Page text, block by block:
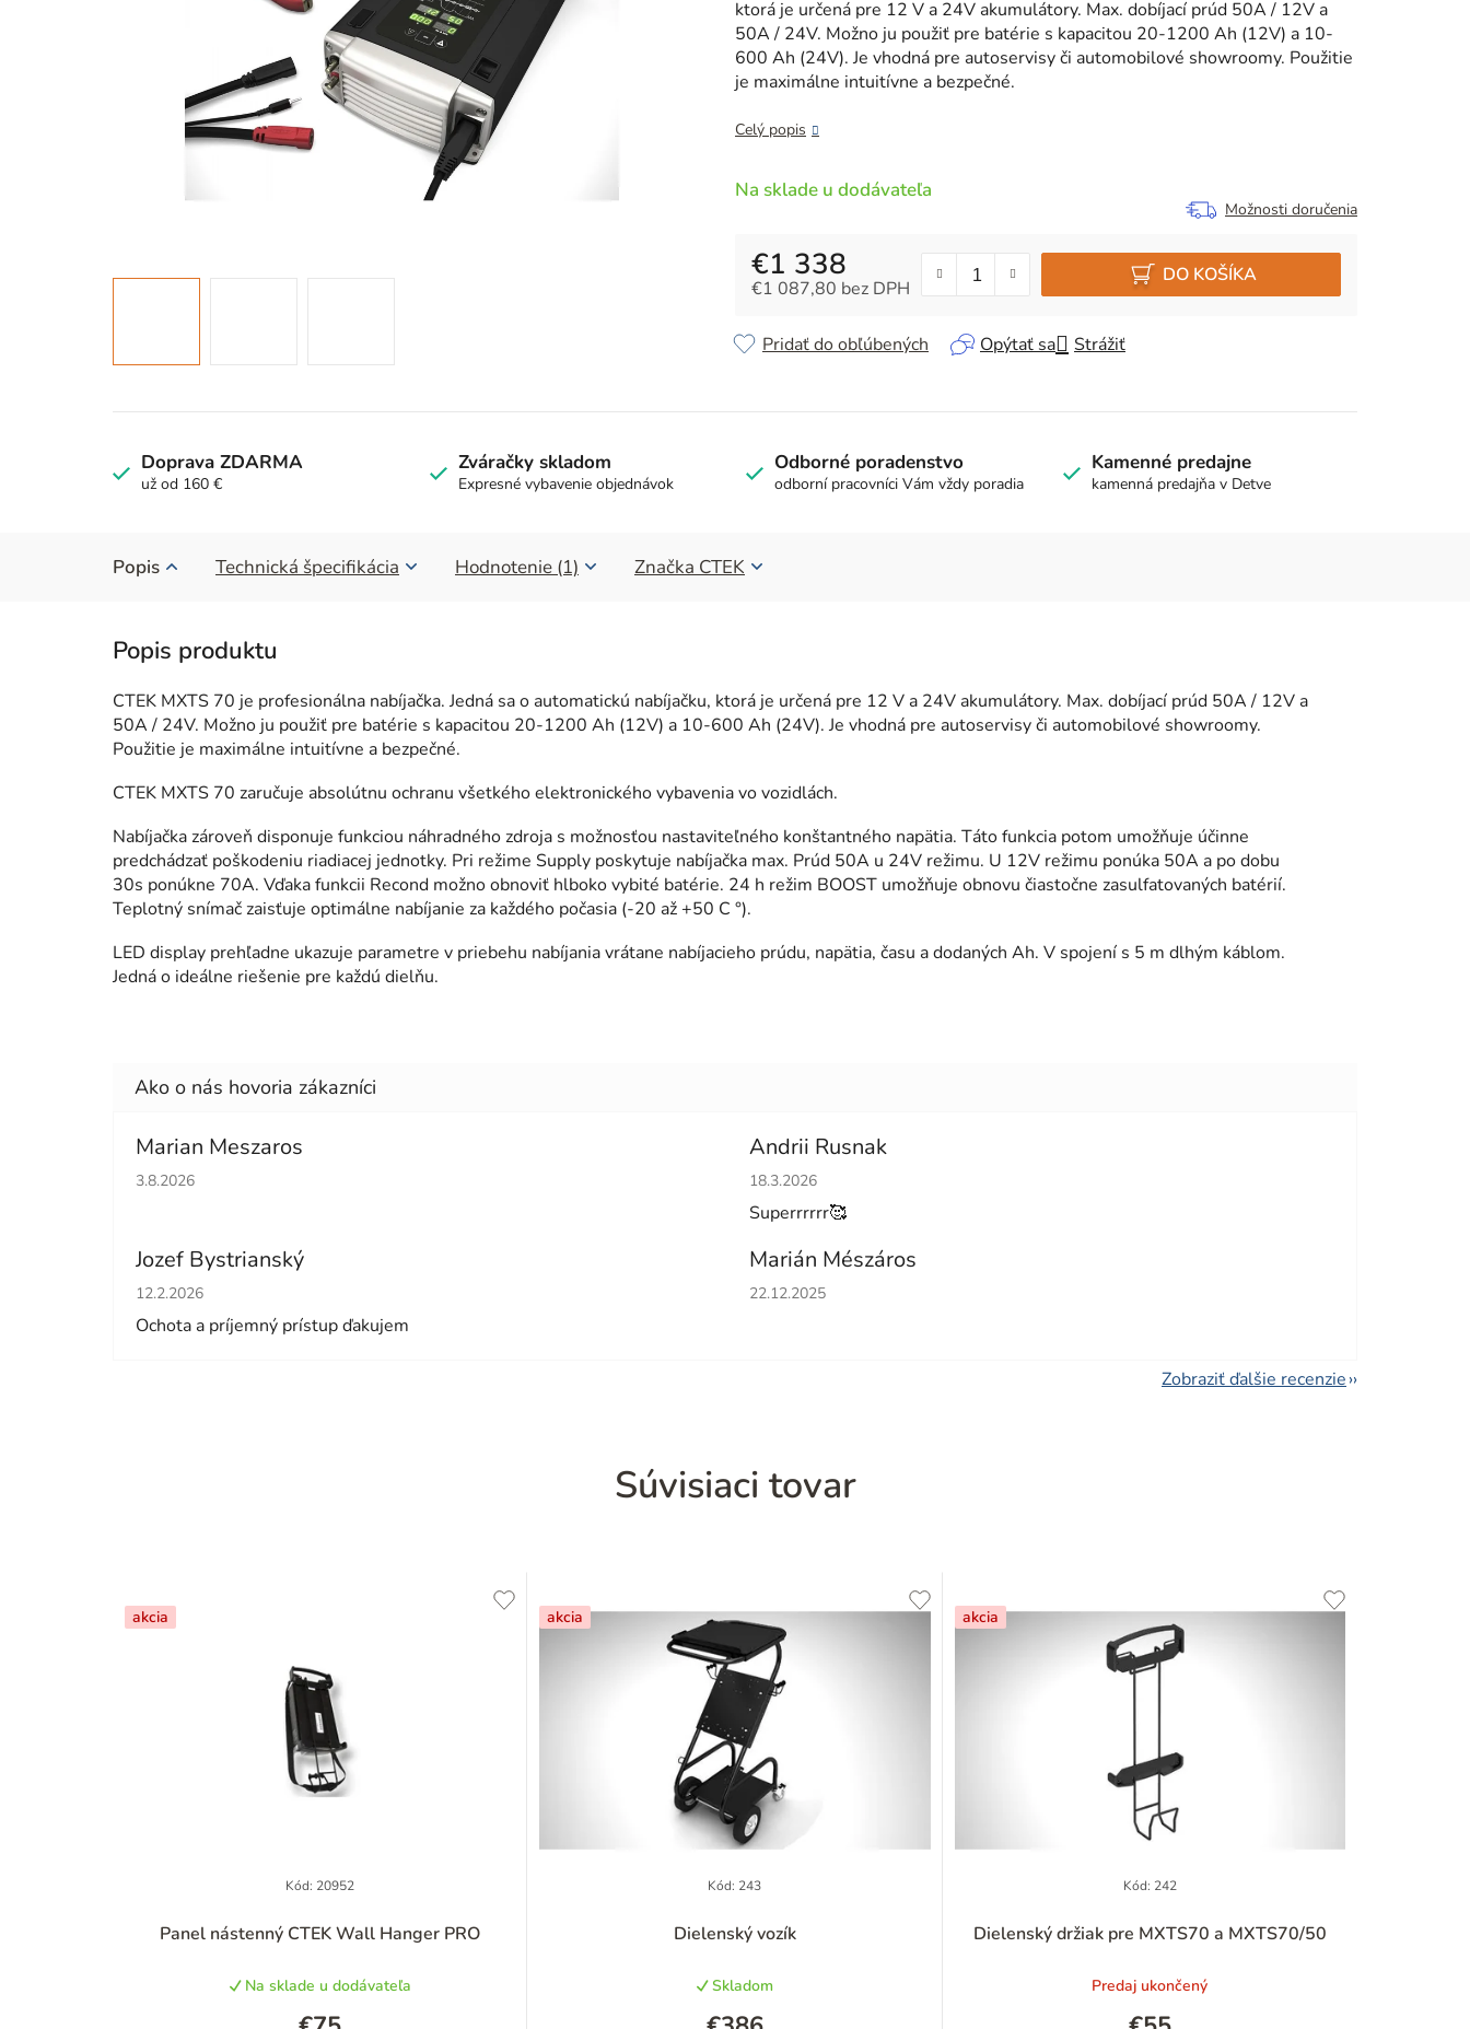
z
5
hviezdičiek.
ktorá je určená pre 12 V a 24V akumulátory. Max. dobíjací prúd 50A / 12V a
50A / 24V. Možno ju použiť pre batérie s kapacitou 20-1200 Ah (12V) a 10-
600 Ah (24V). Je vhodná pre autoservisy či automobilové showroomy. Použitie
je maximálne intuitívne a bezpečné.
Celý popis
Na sklade u dodávateľa
Možnosti doručenia
€1 338
€1 087,80 bez DPH
DO KOŠÍKA
Opýtať sa Strážiť
Pridať do obľúbených
Doprava ZDARMA
už od 160 €
Zváračky skladom
Expresné vybavenie objednávok
Odborné poradenstvo
odborní pracovníci Vám vždy poradia
Kamenné predajne
kamenná predajňa v Detve
Popis Technická špecifikácia Hodnotenie (1) Značka CTEK
CTEK MXTS 70 je profesionálna nabíjačka. Jedná sa o automatickú nabíjačku, ktorá je určená pre 12 V a 24V akumulátory. Max. dobíjací prúd 50A / 12V a
50A / 24V. Možno ju použiť pre batérie s kapacitou 20-1200 Ah (12V) a 10-600 Ah (24V). Je vhodná pre autoservisy či automobilové showroomy.
Použitie je maximálne intuitívne a bezpečné.
CTEK MXTS 70 zaručuje absolútnu ochranu všetkého elektronického vybavenia vo vozidlách.
Nabíjačka zároveň disponuje funkciou náhradného zdroja s možnosťou nastaviteľného konštantného napätia. Táto funkcia potom umožňuje účinne
predchádzať poškodeniu riadiacej jednotky. Pri režime Supply poskytuje nabíjačka max. Prúd 50A u 24V režimu. U 12V režimu ponúka 50A a po dobu
30s ponúkne 70A. Vďaka funkcii Recond možno obnoviť hlboko vybité batérie. 24 h režim BOOST umožňuje obnovu čiastočne zasulfatovaných batérií.
Teplotný snímač zaisťuje optimálne nabíjanie za každého počasia (-20 až +50 C °).
LED display prehľadne ukazuje parametre v priebehu nabíjania vrátane nabíjacieho prúdu, napätia, času a dodaných Ah. V spojení s 5 m dlhým káblom.
Jedná o ideálne riešenie pre každú dielňu.
Marian Meszaros
Hodnotenie obchodu je 5 z 5 hviezdičiek.
3.8.2026
Andrii Rusnak
Hodnotenie obchodu je 5 z 5 hviezdičiek.
18.3.2026
Superrrrrr🥰
Jozef Bystrianský
Hodnotenie obchodu je 5 z 5 hviezdičiek.
12.2.2026
Ochota a príjemný prístup ďakujem
Marián Mészáros
Hodnotenie obchodu je 5 z 5 hviezdičiek.
22.12.2025
Zobraziť ďalšie recenzie
Súvisiaci tovar
akcia
Panel nástenný CTEK Wall Hanger PRO
Na sklade u dodávateľa
Kód: 20952
akcia
Dielenský vozík
Skladom
Kód: 243
akcia
Dielenský držiak pre MXTS70 a MXTS70/50
hodnotenie
je
5,0
Predaj ukončený
Kód: 242